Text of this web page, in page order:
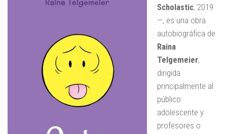
Scholastic, 2019
—, es una obra
autobiográfica de
Raina
Telgemeier,
dirigida
principalmente al
público
adolescente y
profesores o